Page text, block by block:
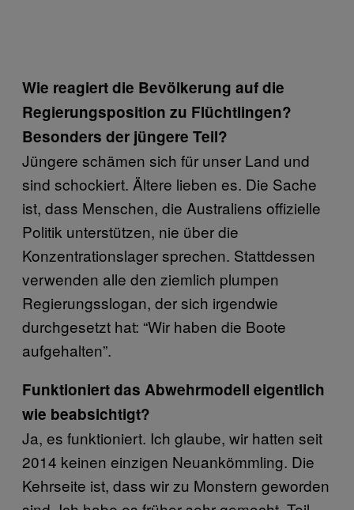
Wie reagiert die Bevölkerung auf die
Regierungsposition zu Flüchtlingen?
Besonders der jüngere Teil?
Jüngere schämen sich für unser Land und
sind schockiert. Ältere lieben es. Die Sache
ist, dass Menschen, die Australiens offizielle
Politik unterstützen, nie über die
Konzentrationslager sprechen. Stattdessen
verwenden alle den ziemlich plumpen
Regierungsslogan, der sich irgendwie
durchgesetzt hat: “Wir haben die Boote
aufgehalten”.
Funktioniert das Abwehrmodell eigentlich
wie beabsichtigt?
Ja, es funktioniert. Ich glaube, wir hatten seit
2014 keinen einzigen Neuankömmling. Die
Kehrseite ist, dass wir zu Monstern geworden